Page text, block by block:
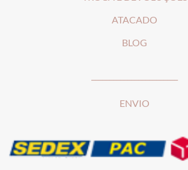
ATACADO
BLOG
ENVIO